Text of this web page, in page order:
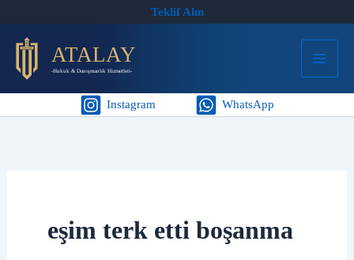
Teklif Alın
ATALAY
-Hukuk & Danışmanlık Hizmetleri-
Instagram WhatsApp
eşim terk etti boşanma